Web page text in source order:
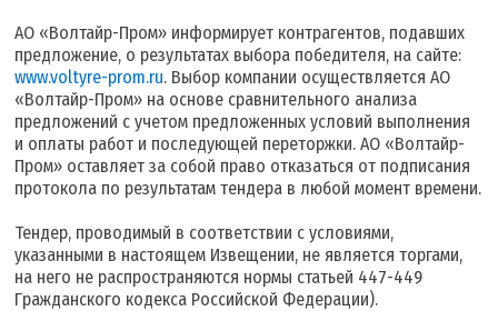
АО «Волтайр-Пром» информирует контрагентов, подавших
предложение, о результатах выбора победителя, на сайте:
www.voltyre-prom.ru. Выбор компании осуществляется АО
«Волтайр-Пром» на основе сравнительного анализа
предложений с учетом предложенных условий выполнения
и оплаты работ и последующей переторжки. АО «Волтайр-
Пром» оставляет за собой право отказаться от подписания
протокола по результатам тендера в любой момент времени.
Тендер, проводимый в соответствии с условиями,
указанными в настоящем Извещении, не является торгами,
на него не распространяются нормы статьей 447-449
Гражданского кодекса Российской Федерации).